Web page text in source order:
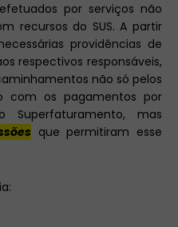
por serviços não
recursos do SUS. A partir
providências de
respectivos responsáveis,
não só pelos
com os pagamentos por
Superfaturamento, mas
que permitiram esse